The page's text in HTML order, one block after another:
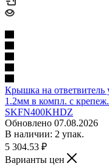
Крышка на ответвитель
1.2мм в компл. с
SKFN400KHDZ
Обновлено 07.08.2026
В наличии: 2 упак.
5 304.53 ₽
Варианты цен